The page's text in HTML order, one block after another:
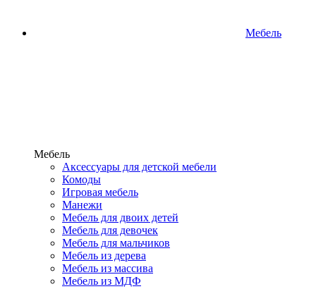
Мебель
Мебель
Аксессуары для детской мебели
Комоды
Игровая мебель
Манежи
Мебель для двоих детей
Мебель для девочек
Мебель для мальчиков
Мебель из дерева
Мебель из массива
Мебель из МДФ